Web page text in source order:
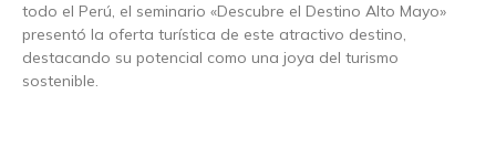
todo el Perú, el seminario «Descubre el Destino Alto Mayo»
presentó la oferta turística de este atractivo destino,
destacando su potencial como una joya del turismo
sostenible.